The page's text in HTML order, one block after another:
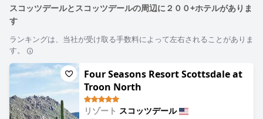
スコッツデールとスコッツデールの周辺に２００+ホテルがありま
す
ランキングは、当社が受け取る手数料によって左右されることがありま
す。
Four Seasons Resort Scottsdale at
Troon North
リゾート スコッツデール